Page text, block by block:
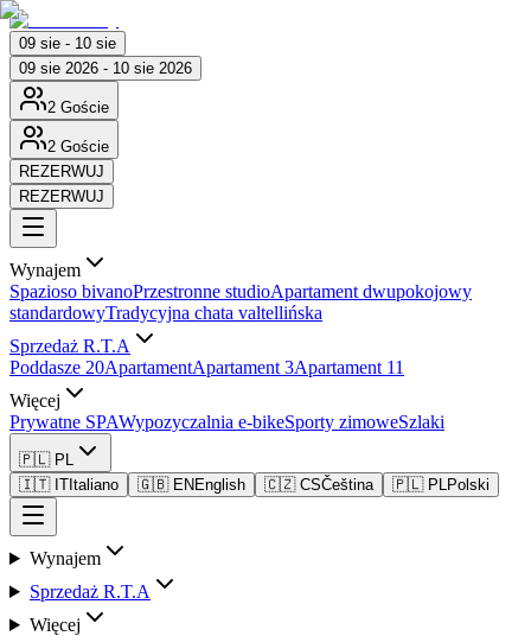
09 sie - 10 sie
09 sie 2026 - 10 sie 2026
2 Goście
2 Goście
REZERWUJ
REZERWUJ
Wynajem
Spazioso bivanoPrzestronne studioApartament dwupokojowy
standardowyTradycyjna chata valtellińska
Sprzedaż R.T.A
Poddasze 20ApartamentApartament 3Apartament 11
Więcej
Prywatne SPAWypozyczalnia e-bikeSporty zimoweSzlaki
🇵🇱 PL
🇮🇹 IT Italiano 🇬🇧 EN English 🇨🇿 CSČeština 🇵🇱 PLPolski
Wynajem
Sprzedaż R.T.A
Więcej